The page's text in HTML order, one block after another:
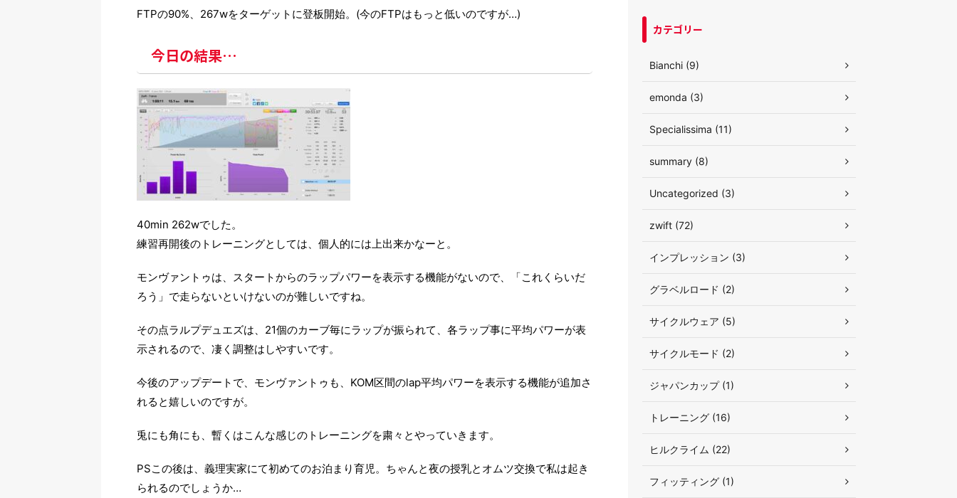
FTPの90%、267wをターゲットに登板開始。(今のFTPはもっと低いのですが…)
今日の結果…
40min 262wでした。
練習再開後のトレーニングとしては、個人的には上出来かなーと。
モンヴァントゥは、スタートからのラップパワーを表示する機能がないので、「これくらいだ
ろう」で走らないといけないのが難しいですね。
その点ラルプデュエズは、21個のカーブ毎にラップが振られて、各ラップ事に平均パワーが表
示されるので、凄く調整はしやすいです。
今後のアップデートで、モンヴァントゥも、KOM区間のlap平均パワーを表示する機能が追加さ
れると嬉しいのですが。
兎にも角にも、暫くはこんな感じのトレーニングを粛々とやっていきます。
PSこの後は、義理実家にて初めてのお泊まり育児。ちゃんと夜の授乳とオムツ交換で私は起き
られるのでしょうか…
カテゴリー
Bianchi (9)
emonda (3)
Specialissima (11)
summary (8)
Uncategorized (3)
zwift (72)
インプレッション (3)
グラベルロード (2)
サイクルウェア (5)
サイクルモード (2)
ジャパンカップ (1)
トレーニング (16)
ヒルクライム (22)
フィッティング (1)